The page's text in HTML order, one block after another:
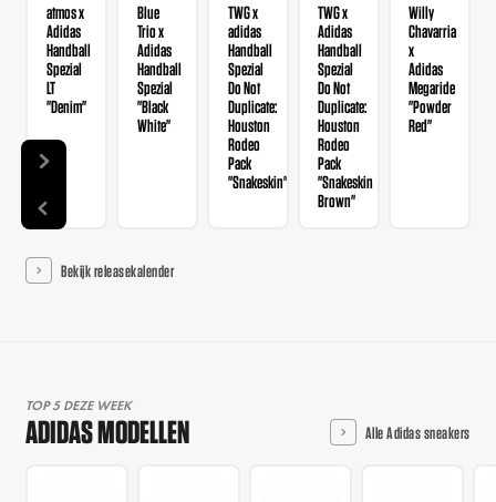
atmos x
Adidas
Handball
Spezial
LT
"Denim"
Blue
Trio x
Adidas
Handball
Spezial
"Black
White"
TWG x
adidas
Handball
Spezial
Do Not
Duplicate:
Houston
Rodeo
Pack
"Snakeskin"
TWG x
Adidas
Handball
Spezial
Do Not
Duplicate:
Houston
Rodeo
Pack
"Snakeskin
Brown"
Willy
Chavarria
x
Adidas
Megaride
"Powder
Red"
Bekijk releasekalender
TOP 5 DEZE WEEK
ADIDAS MODELLEN Alle Adidas sneakers